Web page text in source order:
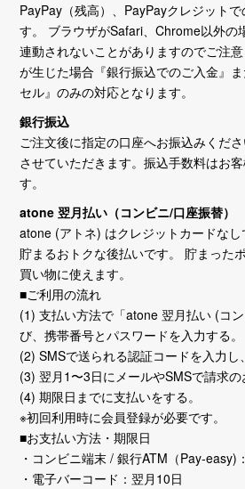
PayPay（残高）、PayPayクレジット
す。 ブラウザがSafari、Chrome以外の
連動されないことがありますのでご注
が生じた場合『銀行振込でのご入金』
セル』のみの対応となります。
銀行振込
ご注文後に指定の口座へお振込みくだ
させていただきます。振込手数料はお
す。
atone 翌月払い（コンビニ/口座振替）
atone (アトネ) はクレジットカードな
貯まるおトクな後払いです。 貯まった
買い物に使えます。
■ご利用の流れ
(1) 支払い方法で「atone 翌月払い (コ
び、携帯番号とパスワードを入力する。
(2) SMSで送られる認証コードを入力し
(3) 翌月1〜3日にメールやSMSで請求の
(4) 期限日までに支払いをする。
※初回利用時に会員登録が必要です。
■お支払い方法・期限日
・コンビニ端末 / 銀行ATM（Pay-easy)
・電子バーコード：翌月10日